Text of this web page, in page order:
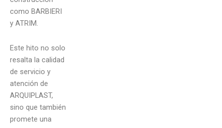
como BARBIERI
y ATRIM.
Este hito no solo
resalta la calidad
de servicio y
atención de
ARQUIPLAST,
sino que también
promete una